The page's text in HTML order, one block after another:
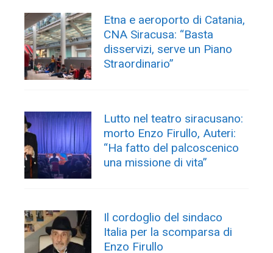
Etna e aeroporto di Catania,
CNA Siracusa: “Basta
disservizi, serve un Piano
Straordinario”
Lutto nel teatro siracusano:
morto Enzo Firullo, Auteri:
“Ha fatto del palcoscenico
una missione di vita”
Il cordoglio del sindaco
Italia per la scomparsa di
Enzo Firullo